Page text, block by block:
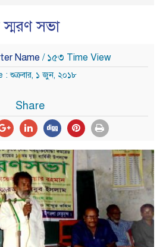
স্মরণ সভা
Name / ১৫৩ Time View
: শুক্রবার, ১ জুন, ২০১৮
Share